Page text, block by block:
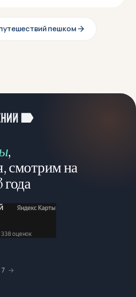
пешком
,
смотрим на
года